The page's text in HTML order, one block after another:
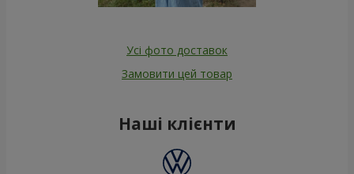
Усі фото доставок
Замовити цей товар
Наші клієнти